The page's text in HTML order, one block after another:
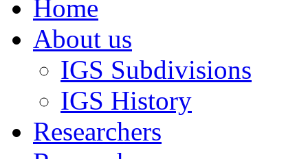
Home
About us
IGS Subdivisions
IGS History
Researchers